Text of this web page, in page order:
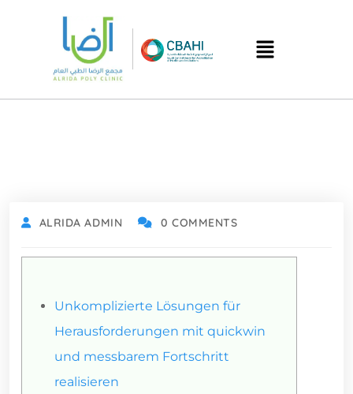
ALRIDA ADMIN 0 COMMENTS
Unkomplizierte Lösungen für
Herausforderungen mit quickwin
und messbarem Fortschritt
realisieren